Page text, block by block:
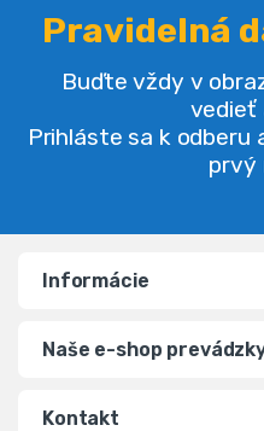
Pravidelná
Buďte vždy v
vedieť
Prihláste sa k odberu
prvý
Informácie
Naše e-shop
Kontakt